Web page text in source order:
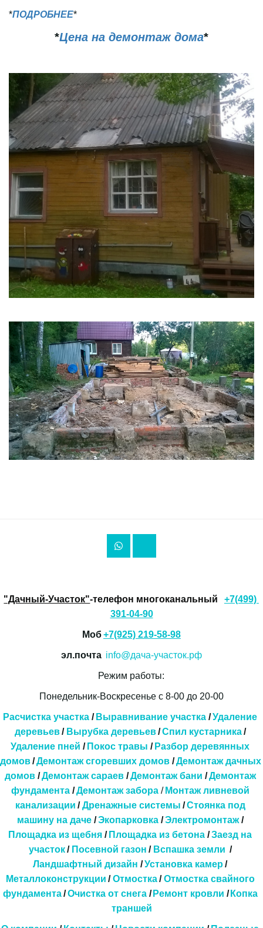
*ПОДРОБНЕЕ*
*Цена на демонтаж дома*
"Дачный-Участок"-телефон многоканальный
+7(499)
391-04-90
Моб +7(925) 219-58-98
эл.почта info@дача-участок.рф
Режим работы:
Понедельник-Воскресенье с 8-00 до 20-00
Расчистка участка / Выравнивание участка / Удаление
деревьев / Вырубка деревьев /Спил кустарника /
Удаление пней / Покос травы / Разбор деревянных
домов/ Демонтаж сгоревших домов / Демонтаж дачных
домов / Демонтаж сараев / Демонтаж бани / Демонтаж
фундамента / Демонтаж забора / Монтаж ливневой
канализации / Дренажные системы / Стоянка под
машину на даче / Экопарковка / Электромонтаж /
Площадка из щебня / Площадка из бетона / Заезд на
участок / Посевной газон / Вспашка земли
  /
Ландшафтный дизайн / Установка камер /
Металлоконструкции / Отмостка / Отмостка свайного
фундамента / Очистка от снега / Ремонт кровли / Копка
траншей